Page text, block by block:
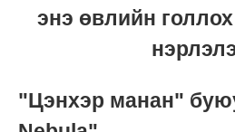
энэ өвлийн
"Цэнхэр манан"